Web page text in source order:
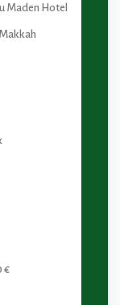
Maden Hotel
€